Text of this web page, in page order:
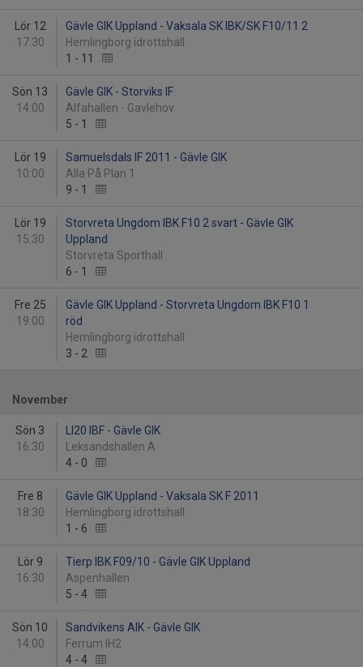
Lör 12
17:30
Gävle GIK Uppland - Vaksala SK IBK/SK F10/11 2
Hemlingborg idrottshall
1 - 11
Sön 13
14:00
Gävle GIK - Storviks IF
Alfahallen - Gavlehov
5 - 1
Lör 19
10:00
Samuelsdals IF 2011 - Gävle GIK
Alla På Plan 1
9 - 1
Lör 19
15:30
Storvreta Ungdom IBK F10 2 svart - Gävle GIK
Uppland
Storvreta Sporthall
6 - 1
Fre 25
19:00
Gävle GIK Uppland - Storvreta Ungdom IBK F10 1
röd
Hemlingborg idrottshall
3 - 2
November
Sön 3
16:30
LI20 IBF - Gävle GIK
Leksandshallen A
4 - 0
Fre 8
18:30
Gävle GIK Uppland - Vaksala SK F 2011
Hemlingborg idrottshall
1 - 6
Lör 9
16:30
Tierp IBK F09/10 - Gävle GIK Uppland
Aspenhallen
5 - 4
Sön 10
14:00
Sandvikens AIK - Gävle GIK
Ferrum IH2
4 - 4